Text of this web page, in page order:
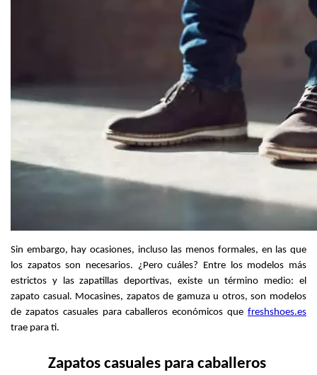
Sin embargo, hay ocasiones, incluso las menos formales, en las que
los zapatos son necesarios. ¿Pero cuáles? Entre los modelos más
estrictos y las zapatillas deportivas, existe un término medio: el
zapato casual. Mocasines, zapatos de gamuza u otros, son modelos
de zapatos casuales para caballeros económicos que freshshoes.es
trae para ti.
Zapatos casuales para caballeros